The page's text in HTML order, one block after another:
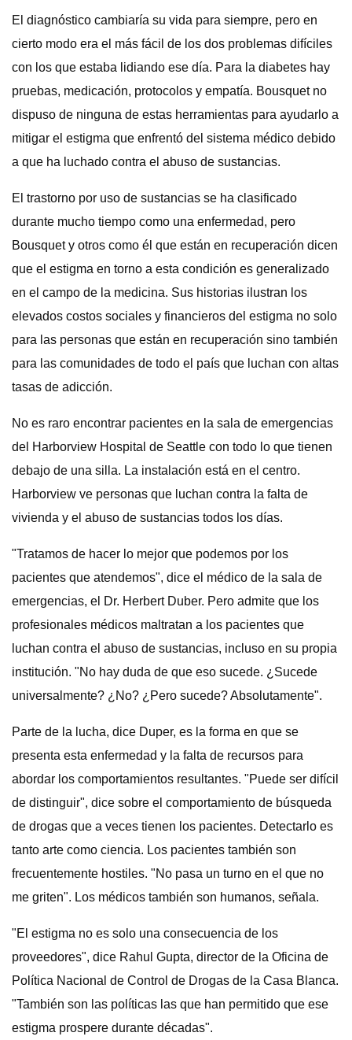
El diagnóstico cambiaría su vida para siempre, pero en
cierto modo era el más fácil de los dos problemas difíciles
con los que estaba lidiando ese día. Para la diabetes hay
pruebas, medicación, protocolos y empatía. Bousquet no
dispuso de ninguna de estas herramientas para ayudarlo a
mitigar el estigma que enfrentó del sistema médico debido
a que ha luchado contra el abuso de sustancias.
El trastorno por uso de sustancias se ha clasificado
durante mucho tiempo como una enfermedad, pero
Bousquet y otros como él que están en recuperación dicen
que el estigma en torno a esta condición es generalizado
en el campo de la medicina. Sus historias ilustran los
elevados costos sociales y financieros del estigma no solo
para las personas que están en recuperación sino también
para las comunidades de todo el país que luchan con altas
tasas de adicción.
No es raro encontrar pacientes en la sala de emergencias
del Harborview Hospital de Seattle con todo lo que tienen
debajo de una silla. La instalación está en el centro.
Harborview ve personas que luchan contra la falta de
vivienda y el abuso de sustancias todos los días.
"Tratamos de hacer lo mejor que podemos por los
pacientes que atendemos", dice el médico de la sala de
emergencias, el Dr. Herbert Duber. Pero admite que los
profesionales médicos maltratan a los pacientes que
luchan contra el abuso de sustancias, incluso en su propia
institución. "No hay duda de que eso sucede. ¿Sucede
universalmente? ¿No? ¿Pero sucede? Absolutamente".
Parte de la lucha, dice Duper, es la forma en que se
presenta esta enfermedad y la falta de recursos para
abordar los comportamientos resultantes. "Puede ser difícil
de distinguir", dice sobre el comportamiento de búsqueda
de drogas que a veces tienen los pacientes. Detectarlo es
tanto arte como ciencia. Los pacientes también son
frecuentemente hostiles. "No pasa un turno en el que no
me griten". Los médicos también son humanos, señala.
"El estigma no es solo una consecuencia de los
proveedores", dice Rahul Gupta, director de la Oficina de
Política Nacional de Control de Drogas de la Casa Blanca.
"También son las políticas las que han permitido que ese
estigma prospere durante décadas".